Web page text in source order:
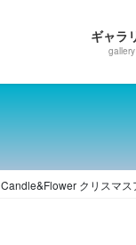
ギャラ
gallery
Candle&Flower クリスマス